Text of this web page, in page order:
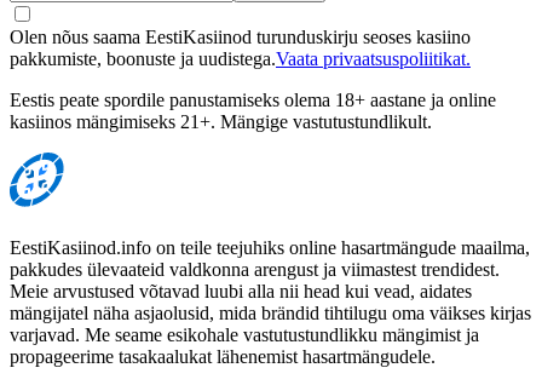
Olen nõus saama EestiKasiinod turunduskirju seoses kasiino
pakkumiste, boonuste ja uudistega.Vaata privaatsuspoliitikat.
Eestis peate spordile panustamiseks olema 18+ aastane ja online
kasiinos mängimiseks 21+. Mängige vastutustundlikult.
EestiKasiinod.info on teile teejuhiks online hasartmängude maailma,
pakkudes ülevaateid valdkonna arengust ja viimastest trendidest.
Meie arvustused võtavad luubi alla nii head kui vead, aidates
mängijatel näha asjaolusid, mida brändid tihtilugu oma väikses kirjas
varjavad. Me seame esikohale vastutustundlikku mängimist ja
propageerime tasakaalukat lähenemist hasartmängudele.